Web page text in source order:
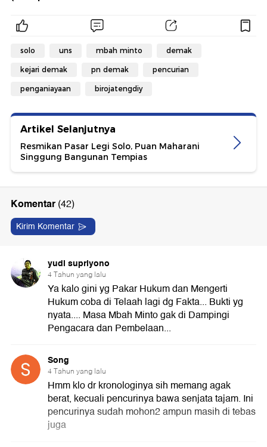
solo uns mbah minto demak
kejari demak pn demak pencurian
penganiayaan birojatengdiy
Artikel Selanjutnya
Resmikan Pasar Legi Solo, Puan Maharani
Singgung Bangunan Tempias